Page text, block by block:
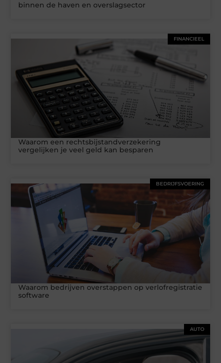
binnen de haven en overslagsector
FINANCIEEL
Waarom een rechtsbijstandverzekering
vergelijken je veel geld kan besparen
BEDRIJFSVOERING
Waarom bedrijven overstappen op verlofregistratie
software
AUTO